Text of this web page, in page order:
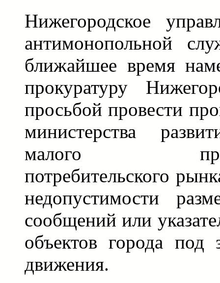
Нижегородское
антимонопольной
ближайшее время
прокуратуру
просьбой провести
министерства
малого
потребительского
недопустимости
сообщений или
объектов города под
движения.